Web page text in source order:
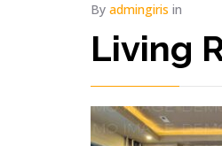
By admingiris in
Living